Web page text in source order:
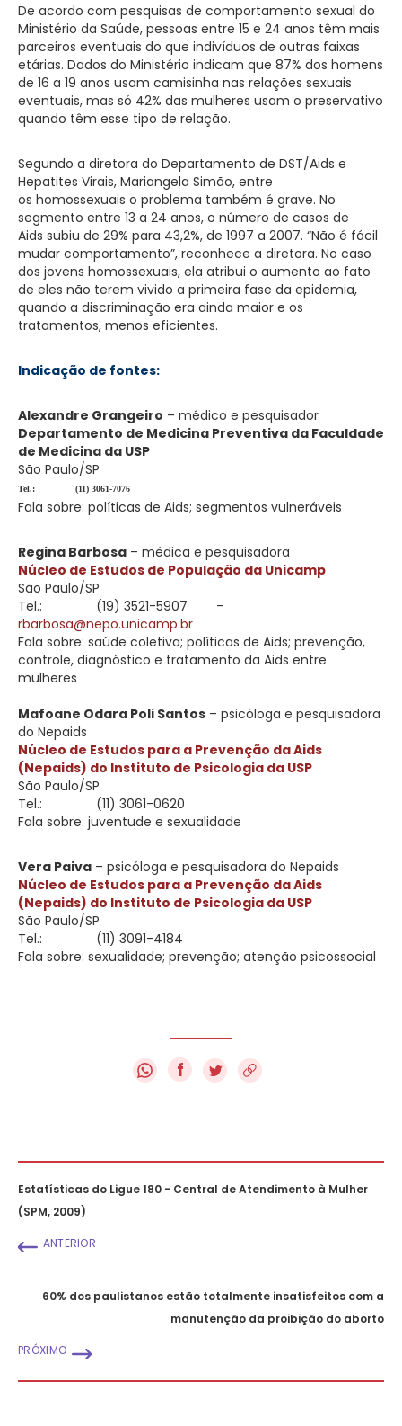
De acordo com pesquisas de comportamento sexual do
Ministério da Saúde, pessoas entre 15 e 24 anos têm mais
parceiros eventuais do que indivíduos de outras faixas
etárias. Dados do Ministério indicam que 87% dos homens
de 16 a 19 anos usam camisinha nas relações sexuais
eventuais, mas só 42% das mulheres usam o preservativo
quando têm esse tipo de relação.
Segundo a diretora do Departamento de DST/Aids e
Hepatites Virais, Mariangela Simão, entre
os homossexuais o problema também é grave. No
segmento entre 13 a 24 anos, o número de casos de
Aids subiu de 29% para 43,2%, de 1997 a 2007. “Não é fácil
mudar comportamento”, reconhece a diretora. No caso
dos jovens homossexuais, ela atribui o aumento ao fato
de eles não terem vivido a primeira fase da epidemia,
quando a discriminação era ainda maior e os
tratamentos, menos eficientes.
Indicação de fontes:
Alexandre Grangeiro – médico e pesquisador
Departamento de Medicina Preventiva da Faculdade
de Medicina da USP
São Paulo/SP
Tel.: (11) 3061-7076
Fala sobre: políticas de Aids; segmentos vulneráveis
Regina Barbosa – médica e pesquisadora
Núcleo de Estudos de População da Unicamp
São Paulo/SP
Tel.:
(19) 3521-5907
–
rbarbosa@nepo.unicamp.br
Fala sobre: saúde coletiva; políticas de Aids; prevenção,
controle, diagnóstico e tratamento da Aids entre
mulheres
Mafoane Odara Poli Santos – psicóloga e pesquisadora
do Nepaids
Núcleo de Estudos para a Prevenção da Aids
(Nepaids) do Instituto de Psicologia da USP
São Paulo/SP
Tel.:
(11) 3061-0620
Fala sobre: juventude e sexualidade
Vera Paiva – psicóloga e pesquisadora do Nepaids
Núcleo de Estudos para a Prevenção da Aids
(Nepaids) do Instituto de Psicologia da USP
São Paulo/SP
Tel.:
(11) 3091-4184
Fala sobre: sexualidade; prevenção; atenção psicossocial
f
Estatísticas do Ligue 180 - Central de Atendimento à Mulher
(SPM, 2009)
ANTERIOR
60% dos paulistanos estão totalmente insatisfeitos com a
manutenção da proibição do aborto
PRÓXIMO